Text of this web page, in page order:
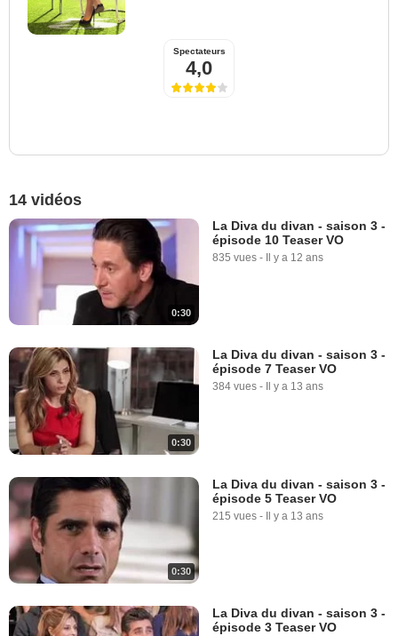
Spectateurs
4,0
14 vidéos
0:30
La Diva du divan - saison 3 -
épisode 10 Teaser VO
835 vues - Il y a 12 ans
0:30
La Diva du divan - saison 3 -
épisode 7 Teaser VO
384 vues - Il y a 13 ans
0:30
La Diva du divan - saison 3 -
épisode 5 Teaser VO
215 vues - Il y a 13 ans
La Diva du divan - saison 3 -
épisode 3 Teaser VO